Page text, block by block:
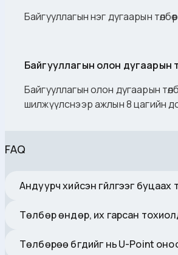
Байгууллагын нэг дугаарын
Байгууллагын олон дугаарын
Байгууллагын олон дугаарын
шилжүүлснээр ажлын 8 цагийн
FAQ
Андуурч хийсэн гүйлгээг
Төлбөр өндөр, их гарсан
Төлбөрөө бүгдийг нь U-Point